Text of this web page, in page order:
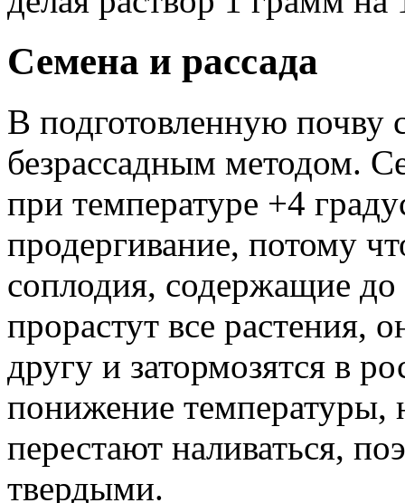
Семена и рассада
В подготовленную почву
безрассадным методом.
при температуре +4
продергивание, потому
соплодия, содержащие
прорастут все растения,
другу и затормозятся в
понижение температуры,
перестают наливаться,
твердыми.